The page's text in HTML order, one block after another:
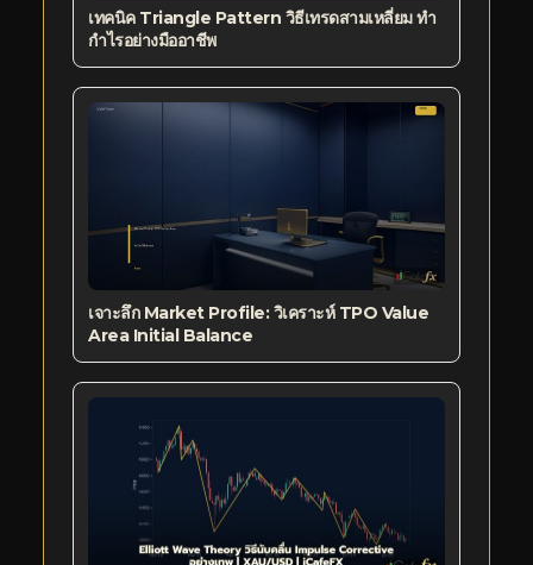
เทคนิค Triangle Pattern วิธีเทรดสามเหลี่ยม ทำ
กำไรอย่างมืออาชีพ
เจาะลึก Market Profile: วิเคราะห์ TPO Value
Area Initial Balance